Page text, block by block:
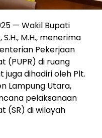
— Wakil Bupati
M.H., menerima
Pekerjaan
(PUPR) di ruang
dihadiri oleh Plt.
Lampung Utara,
pelaksanaan
(SR) di wilayah